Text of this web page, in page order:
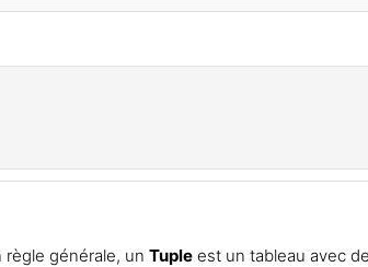
générale, un Tupleest un tableau avec